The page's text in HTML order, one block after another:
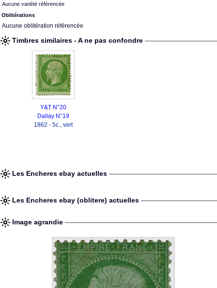
Aucune variété référencée
Oblitérations
Aucune oblitération référencée
Timbres similaires - A ne pas confondre
Y&T N°20
Dallay N°19
1862 - 5c., vert
Les Encheres ebay actuelles
Les Encheres ebay (oblitere) actuelles
Image agrandie